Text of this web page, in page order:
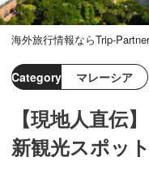
海外旅行情報ならTrip-Partner
Category マレーシア
【現地人直伝
新観光スポッ